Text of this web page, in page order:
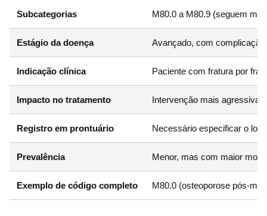
Subcategorias M80.0 a M80.9 (seguem
Estágio da doença Avançado, com complicação
Indicação clínica Paciente com fratura por
Impacto no tratamento Intervenção mais agressiva
Registro em prontuário Necessário especificar o
Prevalência Menor, mas com maior
Exemplo de código completo M80.0 (osteoporose pós-